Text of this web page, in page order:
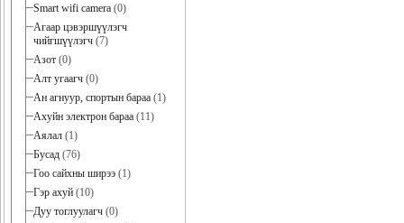
Smart wifi camera (0)
Агаар цэвэршүүлэгч
чийгшүүлэгч (7)
Азот (0)
Алт угаагч (0)
Ан агнуур, спортын бараа (1)
Ахуйн электрон бараа (11)
Аялал (1)
Бусад (76)
Гоо сайхны ширээ (1)
Гэр ахуй (10)
Дуу тоглуулагч (0)